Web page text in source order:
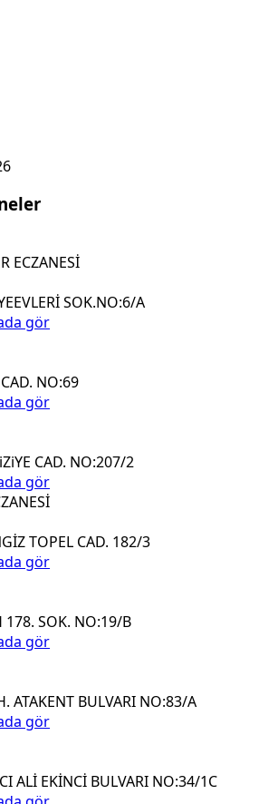
ECZANESİ
SOK.NO:6/A
gör
NO:69
gör
CAD. NO:207/2
gör
TOPEL CAD. 182/3
gör
SOK. NO:19/B
gör
ATAKENT BULVARI NO:83/A
gör
ALİ EKİNCİ BULVARI NO:34/1C